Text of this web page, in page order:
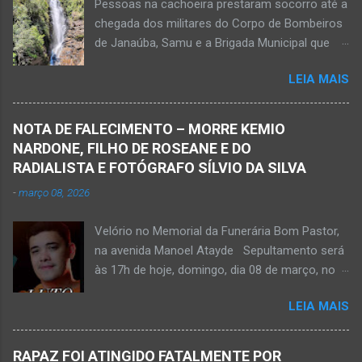
do Suporte Aéreo Avançado de Vida (SAAV)
para unidade hospi...
Pessoas na cachoeira prestaram socorro até a
chegada dos militares do Corpo de Bombeiros
de Janaúba, Samu e a Brigada Municipal que
resistiu e foi a óbito Foto álbum pessoal Kauan
Pereira Alves publicou em sua rede social a
foto em que apreciava a Cachoeira Maria Rosa,
em Mato Verde, pouco tempo antes de se
afogar e depois vir a óbito nesta terça-feira, dia
socorrem estudante que se afogou em
cachoeira em Mato Verde nesta terça-feira, dia
28 de abril de 2026. Adolescente não resistiu e
– O que seria um dia de lazer, de conhecimento
e de interação acabou em tragédia para um
grupo de estudantes do município de
LEIA MAIS
NOTA DE FALECIMENTO – MORRE KEMIO
NARDONE, FILHO DE ROSEANE E DO
RADIALISTA E FOTÓGRAFO SÍLVIO DA SILVA
-março 08, 2026
Velório no Memorial da Funerária Bom Pastor,
na avenida Manoel Atayde Sepultamento será
às 17h de hoje, domingo, dia 08 de março, no
da rodovia MG-401, saída de Janaúba para
Jaíba Kemio Nardone Kemio Nardone
JANAÚBA – Foi com tristeza que recebi na
LEIA MAIS
RAPAZ FOI ATINGIDO FATALMENTE POR